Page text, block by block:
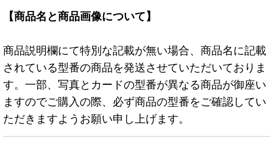
【商品名と商品画像について】
商品説明欄にて特別な記載が無い場合、商品名に記載
されている型番の商品を発送させていただいておりま
す。一部、写真とカードの型番が異なる商品が御座い
ますのでご購入の際、必ず商品の型番をご確認してい
ただきますようお願い申し上げます。